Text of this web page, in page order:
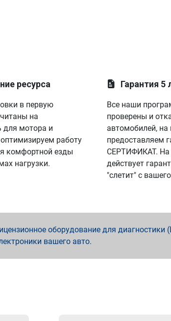
ресурса
в первую
на
для мотора и
работу
комфортной езды
нагрузки.
Гарантия 5
Все наши
проверены и
автомобилей,
предоставляем
СЕРТИФИКАТ. На
действует
"слетит" с
оборудование для диагностики
вашего авто.